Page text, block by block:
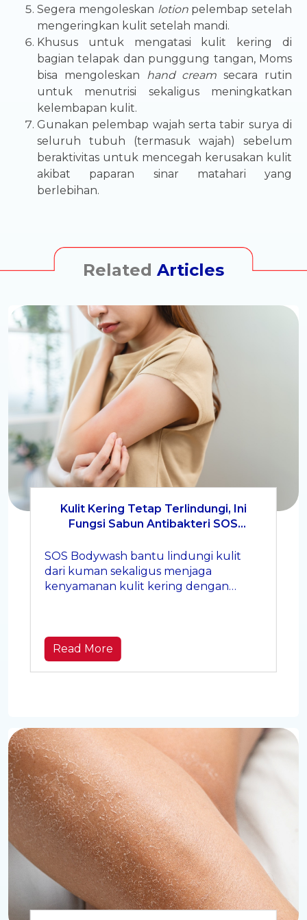
Segera mengoleskan lotion pelembap setelah
mengeringkan kulit setelah mandi.
Khusus untuk mengatasi kulit kering di
bagian telapak dan punggung tangan, Moms
bisa mengoleskan hand creamsecara rutin
untuk menutrisi sekaligus meningkatkan
kelembapan kulit.
Gunakan pelembap wajah serta tabir surya di
seluruh tubuh (termasuk wajah) sebelum
beraktivitas untuk mencegah kerusakan kulit
akibat paparan sinar matahari yang
berlebihan.
Related Articles
Kulit Kering Tetap Terlindungi, Ini
Fungsi Sabun Antibakteri SOS
SOS Bodywash bantu lindungi kulit
dari kuman sekaligus menjaga
kenyamanan kulit kering dengan
Read More